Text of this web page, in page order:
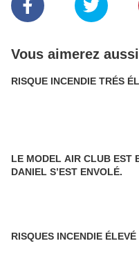
Vous aimerez aussi
LE MODEL AIR CLUB EST EN DEUIL :
DANIEL S’EST ENVOLÉ.
RISQUES INCENDIE ÉLEVÉ